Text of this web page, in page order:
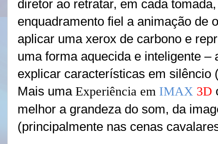
diretor ao retratar, em cada
enquadramento fiel a animação de
aplicar uma xerox de carbono e
uma forma aquecida e inteligente
explicar características em silêncio
Mais uma Experiência em IMAX 3D
melhor a grandeza do som, da
(principalmente nas cenas